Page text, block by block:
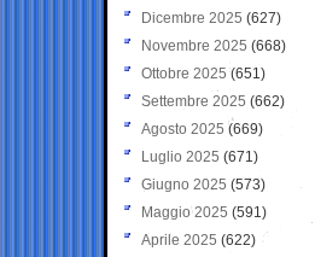
Dicembre 2025 (627)
Novembre 2025 (668)
Ottobre 2025 (651)
Settembre 2025 (662)
Agosto 2025 (669)
Luglio 2025 (671)
Giugno 2025 (573)
Maggio 2025 (591)
Aprile 2025 (622)